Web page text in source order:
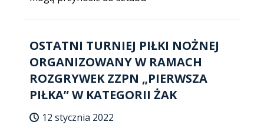
OSTATNI TURNIEJ PIŁKI NOŻNEJ
ORGANIZOWANY W RAMACH
ROZGRYWEK ZZPN „PIERWSZA
PIŁKA” W KATEGORII ŻAK
12 stycznia 2022